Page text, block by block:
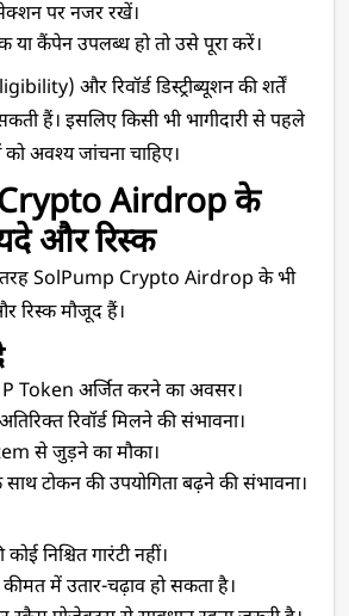
सेक्शन पर नजर रखें।
या कैंपेन उपलब्ध हो तो उसे पूरा करें।
और रिवॉर्ड डिस्ट्रीब्यूशन की शर्तें
हैं। इसलिए किसी भी भागीदारी से पहले
अवश्य जांचना चाहिए।
Airdrop के
और रिस्क
तरह SolPump Crypto Airdrop के भी
रिस्क मौजूद हैं।
Token अर्जित करने का अवसर।
रिवॉर्ड मिलने की संभावना।
से जुड़ने का मौका।
साथ टोकन की उपयोगिता बढ़ने की संभावना।
कोई निश्चित गारंटी नहीं।
में उतार-चढ़ाव हो सकता है।